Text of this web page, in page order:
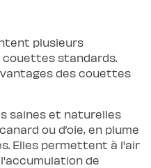
plusieurs
standards.
des couettes
saines et naturelles
ou d’oie, en plume
Elles permettent à l'air
de